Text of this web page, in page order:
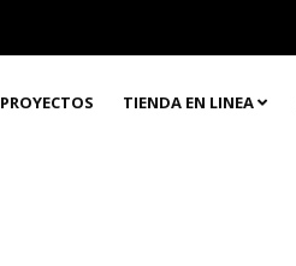
PROYECTOS TIENDA EN LINEA